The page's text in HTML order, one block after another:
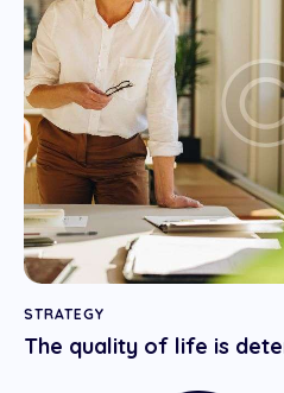
STRATEGY
The quality of life is